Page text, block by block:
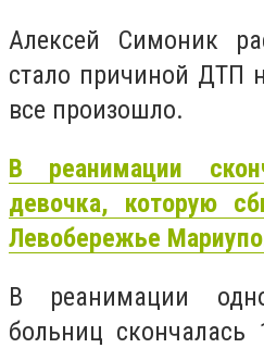
Алексей Симоник
стало причиной ДТП
все произошло.
В реанимации
девочка, которую
Левобережье
В реанимации
больниц скончалась